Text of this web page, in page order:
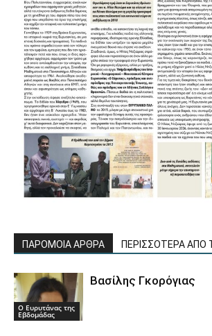
ΠΑΡΟΜΟΙΑ ΑΡΘΡΑ ΠΕΡΙΣΣΟΤΕΡΑ ΑΠΟ
Ο Ευρυτάνας της
Εβδομάδας
Βασίλης Γκορόγιας